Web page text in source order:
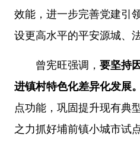
效能，进一步完善党建引
设更高水平的平安源城、
曾宪旺强调， 要坚持
进镇村特色化差异化发展。
点功能，巩固提升现有典
之力抓好埔前镇小城市试